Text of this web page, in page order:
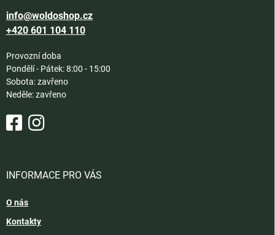
info@woldoshop.cz
+420 601 104 110
Provozní doba
Pondělí - Pátek: 8:00 - 15:00
Sobota: zavřeno
Neděle: zavřeno
INFORMACE PRO VÁS
O nás
Kontakty